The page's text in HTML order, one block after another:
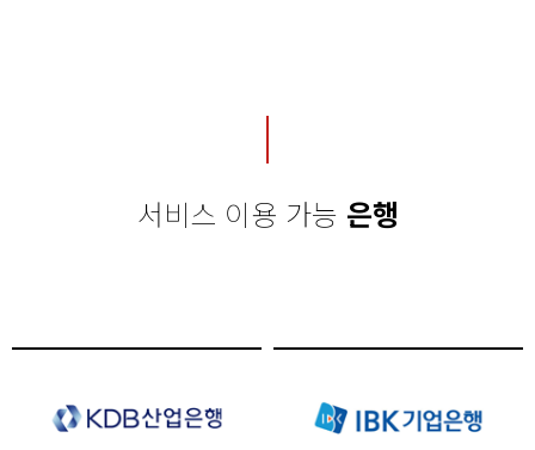
서비스 이용 가능 은행